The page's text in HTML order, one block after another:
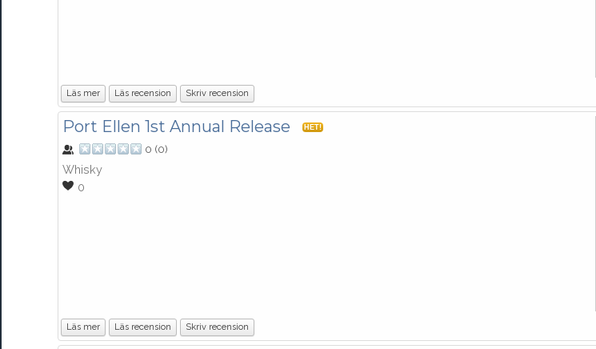
Läs mer Läs recension Skriv recension
Port Ellen 1st Annual Release HET!
0 (0)
Whisky
0
Läs mer Läs recension Skriv recension